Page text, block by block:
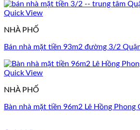
Quick View
NHÀ PHỐ
Bán nhà mặt tiền 93m2 đường 3/2
Quick View
NHÀ PHỐ
Bàn nhà mặt tiền 96m2 Lê Hồng